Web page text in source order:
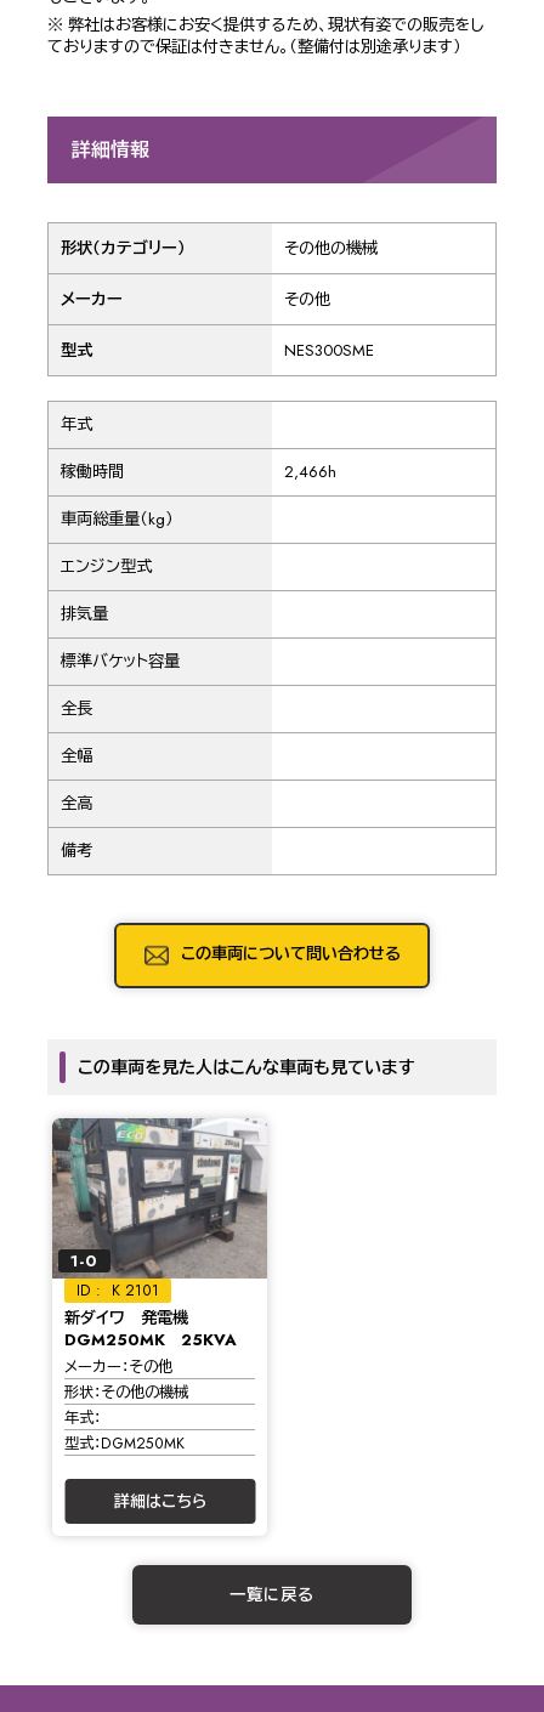
※ 弊社はお客様にお安く提供するため、現状有姿での販売をし
ておりますので保証は付きません。（整備付は別途承ります）
詳細情報
形状（カテゴリー） その他の機械
メーカー その他
型式 NES300SME
年式
稼働時間 2,466h
車両総重量（kg）
エンジン型式
排気量
標準バケット容量
全長
全幅
全高
備考
この車両について問い合わせる
この車両を見た人はこんな車両も見ています
1-0
K 2101
新ダイワ 発電機
DGM250MK 25KVA
メーカー その他
形状 その他の機械
年式
型式 DGM250MK
詳細はこちら
一覧に戻る